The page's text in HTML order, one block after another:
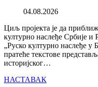
04.08.2026
Циљ пројекта је да
културно наслеђе Србије и
„Руско културно наслеђе у
пратеће текстове
историјског…
НАСТАВАК